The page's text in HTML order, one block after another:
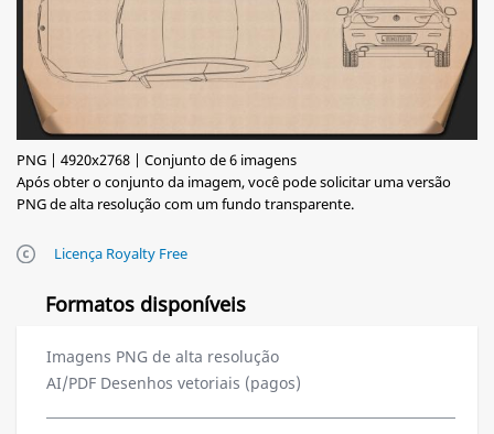
PNG | 4920x2768 | Conjunto de 6 imagens
Após obter o conjunto da imagem, você pode solicitar uma versão
PNG de alta resolução com um fundo transparente.
Licença Royalty Free
Formatos disponíveis
Imagens PNG de alta resolução
AI/PDF Desenhos vetoriais (pagos)